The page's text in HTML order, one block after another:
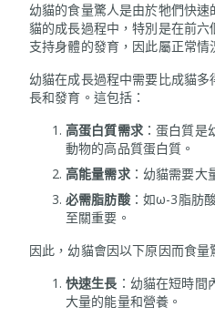
幼貓的食量驚人是由於牠們快
貓的成長過程中，特別是在前
支持身體的發育，因此屬正常情
幼貓在成長過程中需要比成貓
長和發育。這包括：
高蛋白質需求：蛋白質是
動物的高品質蛋白質。
高能量需求：幼貓需要大
必需脂肪酸：如ω-3脂肪
至關重要。
因此，幼貓會因以下原因而食量
快速生長 ：幼貓在短時
大量的能量和營養。